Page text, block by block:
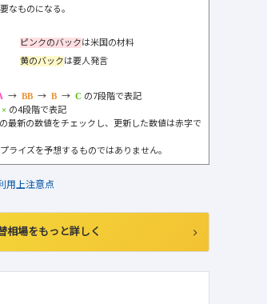
なものになる。
ピンクのバックは米国の材料
黄のバックは要人発言
→ → →
の7段階で表記
の4段階で表記
最新の数値をチェックし、更新した数値は赤字で
イズを予想するものではありません。
用上注意点
相場をもっと詳しく